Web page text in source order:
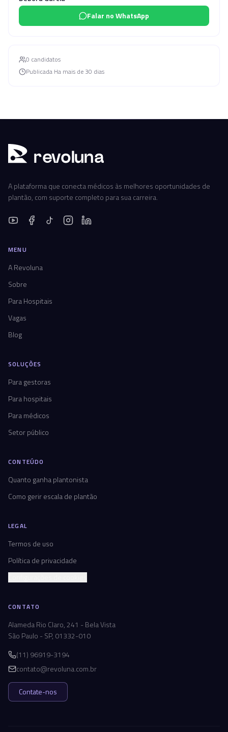
Falar no WhatsApp
0 candidatos
Publicada Ha mais de 30 dias
revoluna
A plataforma que conecta médicos às melhores oportunidades de
plantão, com suporte completo para sua carreira.
MENU
A Revoluna
Sobre
Para Hospitais
Vagas
Blog
SOLUÇÕES
Para gestoras
Para hospitais
Para médicos
Setor público
CONTEÚDO
Quanto ganha plantonista
Como gerir escala de plantão
LEGAL
Termos de uso
Política de privacidade
CONTATO
Alameda Rio Claro, 241 - Bela Vista
São Paulo - SP, 01332-010
(11) 96919-3194
contato@revoluna.com.br
Contate-nos